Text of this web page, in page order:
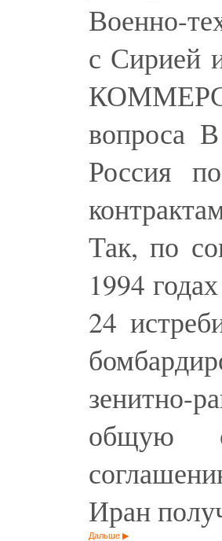
Военно-
с Сирией
вопроса
Россия
Так, по
1994
24
зенитно-
общую
Иран
Дальше